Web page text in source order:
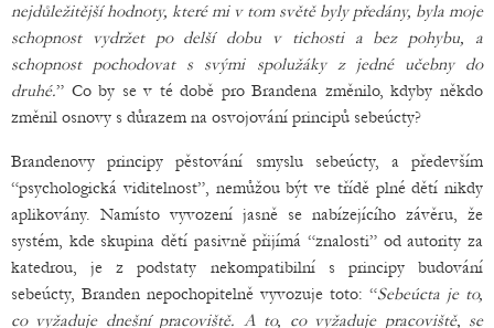
nejdůležitější hodnoty, které mi v tom světě byly předány, byla moje
schopnost vydržet po delší dobu v tichosti a bez pohybu, a
schopnost pochodovat s svými spolužáky z jedné učebny do
druhé.” Co by se v té době pro Brandena změnilo, kdyby někdo
změnil osnovy s důrazem na osvojování principů sebeúcty?
Brandenovy principy pěstování smyslu sebeúcty, a především
“psychologická viditelnost”, nemůžou být ve třídě plné dětí nikdy
aplikovány. Namísto vyvození jasně se nabízejícího závěru, že
systém, kde skupina dětí pasivně přijímá “znalosti” od autority za
katedrou, je z podstaty nekompatibilní s principy budování
sebeúcty, Branden nepochopitelně vyvozuje toto: “Sebeúcta je to,
co vyžaduje dnešní pracoviště. A to, co vyžaduje pracoviště, se